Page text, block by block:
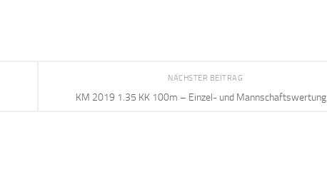
NÄCHSTER BEITRAG
KM 2019 1.35 KK 100m – Einzel- und Mannschaftswertung